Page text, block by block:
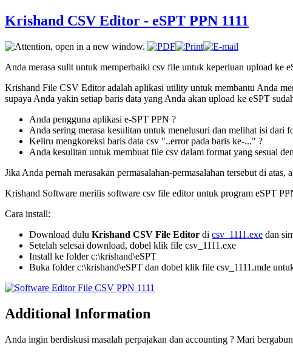
Krishand CSV Editor - eSPT PPN 1111
Anda merasa sulit untuk memperbaiki csv file untuk keperluan upload
Krishand File CSV Editor adalah aplikasi utility untuk membantu Anda
supaya Anda yakin setiap baris data yang Anda akan upload ke eSPT
Anda pengguna aplikasi e-SPT PPN ?
Anda sering merasa kesulitan untuk menelusuri dan melihat isi dari
Keliru mengkoreksi baris data csv "..error pada baris ke-..." ?
Anda kesulitan untuk membuat file csv dalam format yang sesuai
Jika Anda pernah merasakan permasalahan-permasalahan tersebut di
Krishand Software merilis software csv file editor untuk program eSPT
Cara install:
Download dulu Krishand CSV File Editor di csv_1111.exe dan
Setelah selesai download, dobel klik file csv_1111.exe
Install ke folder c:\krishand\eSPT
Buka folder c:\krishand\eSPT dan dobel klik file csv_1111.mde
Additional Information
Anda ingin berdiskusi masalah perpajakan dan accounting ? Mari